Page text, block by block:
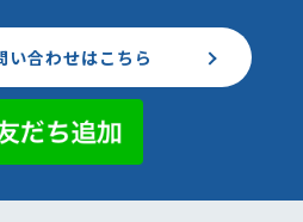
い合わせはこちら